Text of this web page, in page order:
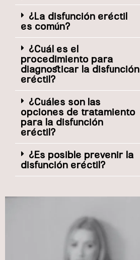
¿La disfunción eréctil
es común?
¿Cuál es el
procedimiento para
diagnosticar la disfunción
eréctil?
¿Cuáles son las
opciones de tratamiento
para la disfunción
eréctil?
¿Es posible prevenir la
disfunción eréctil?